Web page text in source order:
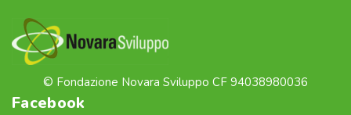
© Fondazione Novara Sviluppo CF 94038980036
Facebook